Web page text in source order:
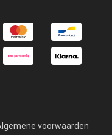
voorwaarden